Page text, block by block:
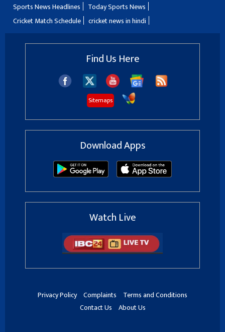
Sports News Headlines
Today Sports News
Cricket Match Schedule
cricket news in hindi
Find Us Here
Sitemaps
Download Apps
Watch Live
Privacy Policy Complaints
Terms and Conditions
Contact Us
About Us